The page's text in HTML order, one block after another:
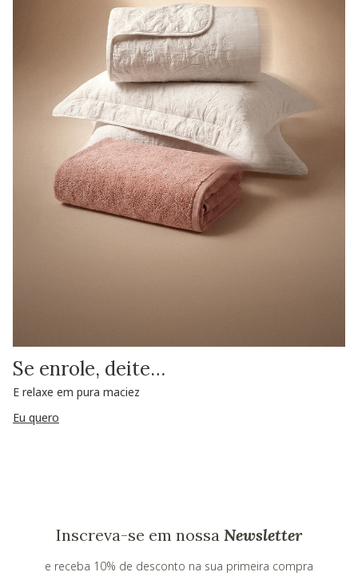
Se enrole, deite…
E relaxe em pura maciez
Eu quero
Inscreva-se em nossa Newsletter
e receba 10% de desconto na sua primeira compra